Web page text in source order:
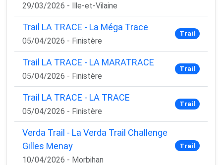
29/03/2026 - Ille-et-Vilaine
Trail LA TRACE - La Méga Trace
05/04/2026 - Finistère
Trail
Trail LA TRACE - LA MARATRACE
05/04/2026 - Finistère
Trail
Trail LA TRACE - LA TRACE
05/04/2026 - Finistère
Trail
Verda Trail - La Verda Trail Challenge
Gilles Menay
10/04/2026 - Morbihan
Trail